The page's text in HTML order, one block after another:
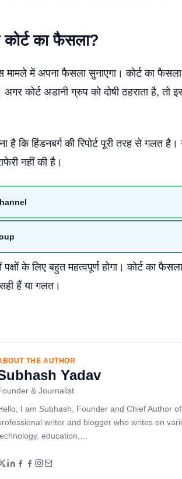
कोर्ट का फैसला?
मामले में अपना फैसला सुनाएगा। कोर्ट का
अगर कोर्ट अडानी ग्रुप को दोषी ठहराता है, तो
है कि हिंडनबर्ग की रिपोर्ट पूरी तरह से गलत
नहीं की है।
के लिए बहुत महत्वपूर्ण होगा। कोर्ट का
हैं या गलत।
THE AUTHOR
Yadav
& Journalist
I am Subhash, Founder and Chief Author
writer and blogger who writes on
education,…